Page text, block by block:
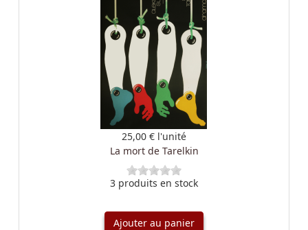
25,00 € l'unité
La mort de Tarelkin
3 produits en stock
Ajouter au panier